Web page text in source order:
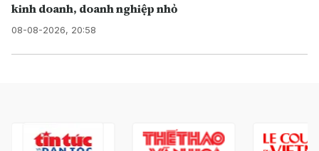
kinh doanh, doanh nghiệp nhỏ
08-08-2026, 20:58